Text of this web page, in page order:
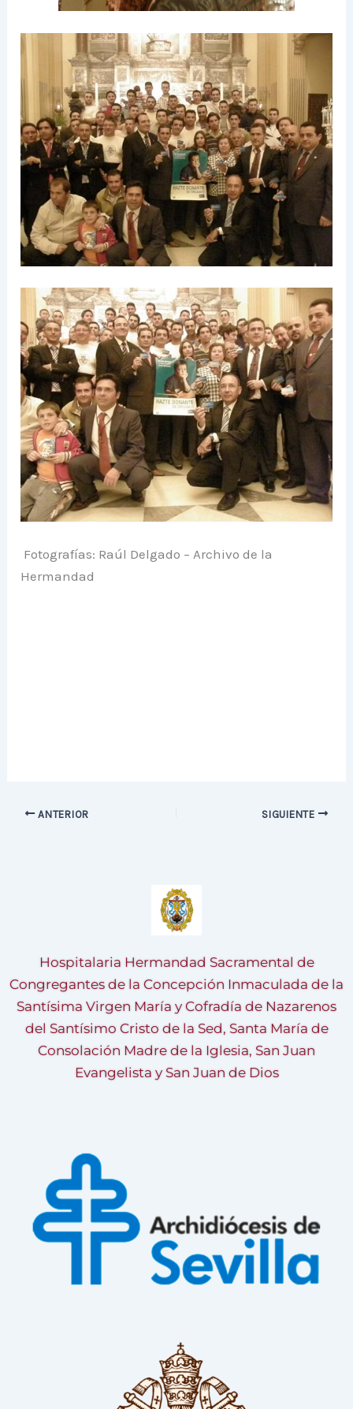
Fotografías: Raúl Delgado – Archivo de la
Hermandad
ANTERIOR SIGUIENTE
Hospitalaria Hermandad Sacramental de
Congregantes de la Concepción Inmaculada de la
Santísima Virgen María y Cofradía de Nazarenos
del Santísimo Cristo de la Sed, Santa María de
Consolación Madre de la Iglesia, San Juan
Evangelista y San Juan de Dios